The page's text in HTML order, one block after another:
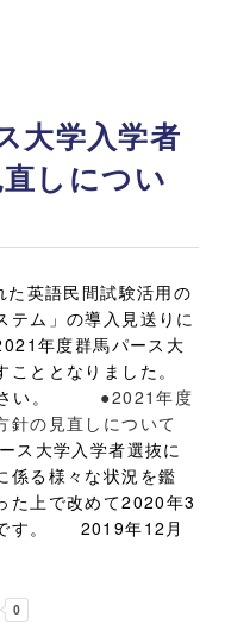
大学入学者
しについ
英語民間試験活用の
テム」の導入見送りに
年度群馬パース大
こととなりました。
ださい。 ●2021年度
針の見直しについて
大学入学者選抜に
係る様々な状況を鑑
た上で改めて2020年3
です。 2019年12月